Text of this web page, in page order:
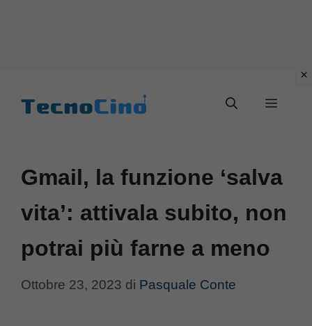
Menu
Gmail, la funzione ‘salva
vita’: attivala subito, non
potrai più farne a meno
Ottobre 23, 2023 di Pasquale Conte